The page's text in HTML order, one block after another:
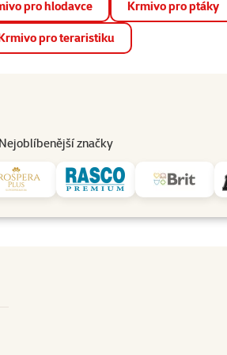
aplikaci Super zoo.Více informací
pro hlodavce Krmivo pro ptáky
pro teraristiku
Nejoblíbenější značky
Služby
a doručení